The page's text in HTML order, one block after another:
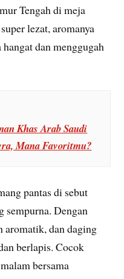
Tengah di meja
lezat, aromanya
dan menggugah
Khas Arab Saudi
Mana Favoritmu?
pantas di sebut
sempurna. Dengan
aromatik, dan daging
berlapis. Cocok
bersama